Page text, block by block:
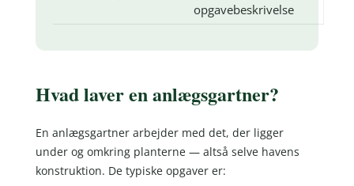
opgavebeskrivelse
Hvad laver en anlægsgartner?
En anlægsgartner arbejder med det, der ligger
under og omkring planterne — altså selve havens
konstruktion. De typiske opgaver er: